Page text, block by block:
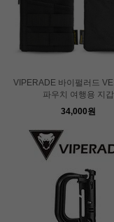
VIPERADE 바이펄러드
파우치 여행용 지갑
34,000원